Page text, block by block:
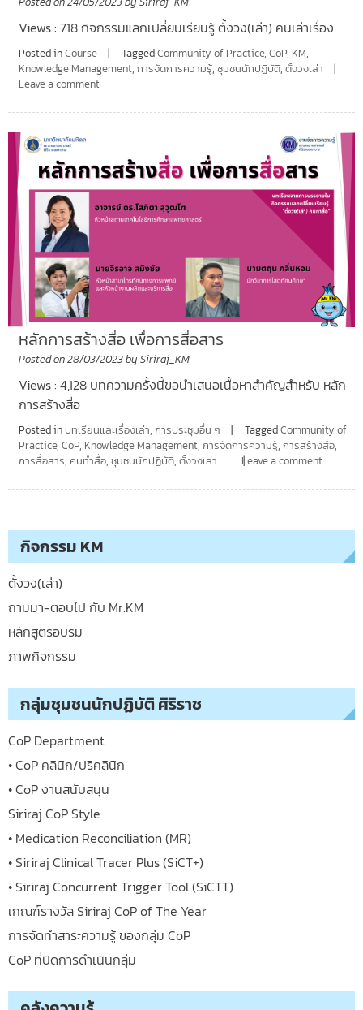
Views : 718 กิจกรรมแลกเปลี่ยนเรียนรู้ ตั้งวง(เล่า) คนเล่าเรื่อง
Posted inCourse TaggedCommunity of Practice, CoP, KM,
Knowledge Management, การจัดการความรู้, ชุมชนนักปฏิบัติ, ตั้งวงเล่า
Leave a comment
หลักการสร้างสื่อ เพื่อการสื่อสาร
Posted on28/03/2023by Siriraj_KM
Views : 4,128 บทความครั้งนี้ขอนำเสนอเนื้อหาสำคัญสำหรับ หลัก
การสร้างสื่อ
Posted in บทเรียนและเรื่องเล่า, การประชุมอื่น ๆ TaggedCommunity of
Practice, CoP, Knowledge Management, การจัดการความรู้, การสร้างสื่อ,
การสื่อสาร, คนทำสื่อ, ชุมชนนักปฏิบัติ, ตั้งวงเล่า Leave a comment
กิจกรรม KM
ตั้งวง(เล่า)
ถามมา-ตอบไป กับ Mr.KM
หลักสูตรอบรม
ภาพกิจกรรม
กลุ่มชุมชนนักปฏิบัติ ศิริราช
CoP Department
• CoP คลินิก/ปริคลินิก
• CoP งานสนับสนุน
Siriraj CoP Style
• Medication Reconciliation (MR)
• Siriraj Clinical Tracer Plus (SiCT+)
• Siriraj Concurrent Trigger Tool (SiCTT)
เกณฑ์รางวัล Siriraj CoP of The Year
การจัดทำสาระความรู้ ของกลุ่ม CoP
CoP ที่ปิดการดำเนินกลุ่ม